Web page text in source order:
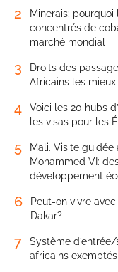
2
Minerais: pourquoi
concentrés de
marché mondial
3
Droits des
Africains les
4
Voici les 20 hubs
les visas pour les
5
Mali. Visite
Mohammed VI:
développement
6
Peut-on vivre
Dakar?
7
Système
africains